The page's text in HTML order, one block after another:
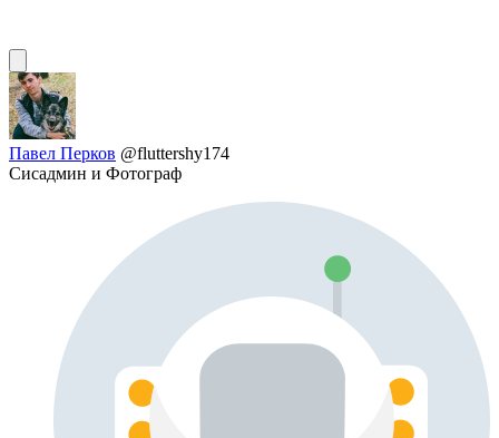
Павел Перков @fluttershy174
Сисадмин и Фотограф